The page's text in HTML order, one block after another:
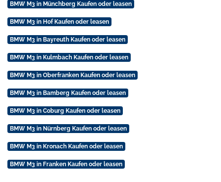
BMW M3 in Münchberg Kaufen oder leasen
BMW M3 in Hof Kaufen oder leasen
BMW M3 in Bayreuth Kaufen oder leasen
BMW M3 in Kulmbach Kaufen oder leasen
BMW M3 in Oberfranken Kaufen oder leasen
BMW M3 in Bamberg Kaufen oder leasen
BMW M3 in Coburg Kaufen oder leasen
BMW M3 in Nürnberg Kaufen oder leasen
BMW M3 in Kronach Kaufen oder leasen
BMW M3 in Franken Kaufen oder leasen